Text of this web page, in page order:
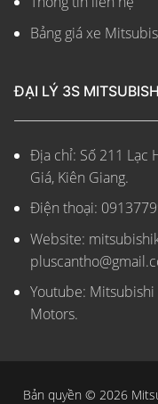
Bảng giá xe
ĐẠI LÝ 3S
Địa chỉ: Số 211 Lạc
Giá, Kiên Giang.
Điện thoại:
Website:
Youtube:
Motors.
Bản quyền © 2026